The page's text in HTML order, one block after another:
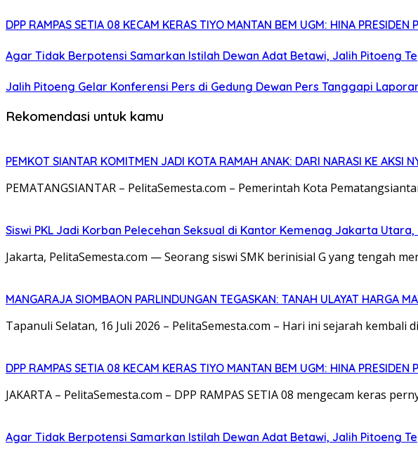
DPP RAMPAS SETIA 08 KECAM KERAS TIYO MANTAN BEM UGM: HINA
Agar Tidak Berpotensi Samarkan Istilah Dewan Adat Betawi, Jalih Pitoeng
Jalih Pitoeng Gelar Konferensi Pers di Gedung Dewan Pers Tanggapi
Rekomendasi untuk kamu
PEMKOT SIANTAR KOMITMEN JADI KOTA RAMAH ANAK: DARI NARASI KE AKSI
PEMATANGSIANTAR – PelitaSemesta.com – Pemerintah Kota
Siswi PKL Jadi Korban Pelecehan Seksual di Kantor Kemenag Jakarta
Jakarta, PelitaSemesta.com — Seorang siswi SMK berinisial G yang tengah
MANGARAJA SIOMBAON PARLINDUNGAN TEGASKAN: TANAH ULAYAT HARGA
Tapanuli Selatan, 16 Juli 2026 – PelitaSemesta.com – Hari ini sejarah kembali
DPP RAMPAS SETIA 08 KECAM KERAS TIYO MANTAN BEM UGM: HINA
JAKARTA – PelitaSemesta.com – DPP RAMPAS SETIA 08 mengecam keras
Agar Tidak Berpotensi Samarkan Istilah Dewan Adat Betawi, Jalih Pitoeng